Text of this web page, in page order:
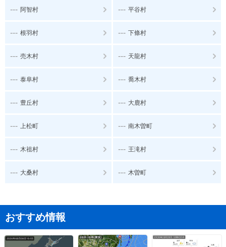
--- 阿智村 --- 平谷村
--- 根羽村 --- 下條村
--- 売木村 --- 天龍村
--- 泰阜村 --- 喬木村
--- 豊丘村 --- 大鹿村
--- 上松町 --- 南木曽町
--- 木祖村 --- 王滝村
--- 大桑村 --- 木曽町
おすすめ情報